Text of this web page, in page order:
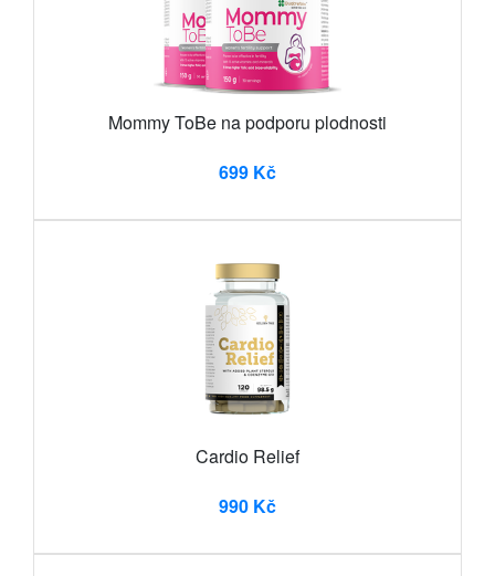
Mommy ToBe na podporu plodnosti
699 Kč
Cardio Relief
990 Kč